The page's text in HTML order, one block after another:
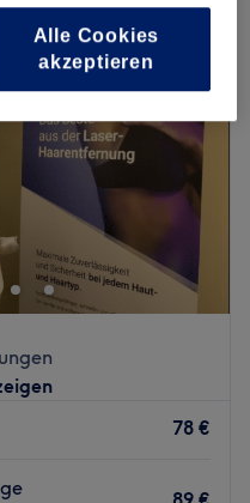
78 €
Alle Cookies
akzeptieren